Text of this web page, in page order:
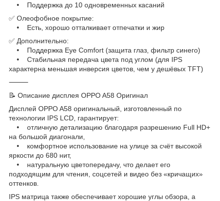
• Поддержка до 10 одновременных касаний
✅ Олеофобное покрытие:
• Есть, хорошо отталкивает отпечатки и жир
✅ Дополнительно:
• Поддержка Eye Comfort (защита глаз, фильтр синего)
• Стабильная передача цвета под углом (для IPS
характерна меньшая инверсия цветов, чем у дешёвых TFT)
⸻
📝 Описание дисплея OPPO A58 Оригинал
Дисплей OPPO A58 оригинальный, изготовленный по
технологии IPS LCD, гарантирует:
• отличную детализацию благодаря разрешению Full HD+
на большой диагонали,
• комфортное использование на улице за счёт высокой
яркости до 680 нит,
• натуральную цветопередачу, что делает его
подходящим для чтения, соцсетей и видео без «кричащих»
оттенков.
IPS матрица также обеспечивает хорошие углы обзора, а